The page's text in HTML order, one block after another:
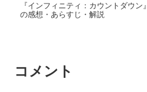
『インフィニティ：カウントダウン』
の感想・あらすじ・解説
コメント